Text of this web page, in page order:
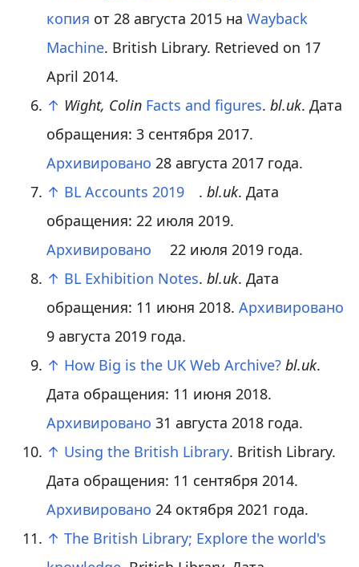
копия от 28 августа 2015 на Wayback
Machine. British Library. Retrieved on 17
April 2014.
↑ Wight, Colin Facts and figures. bl.uk. Дата
обращения: 3 сентября 2017.
Архивировано 28 августа 2017 года.
↑ BL Accounts 2019 . bl.uk. Дата
обращения: 22 июля 2019.
Архивировано
22 июля 2019 года.
↑ BL Exhibition Notes. bl.uk. Дата
обращения: 11 июня 2018. Архивировано
9 августа 2019 года.
↑ How Big is the UK Web Archive? bl.uk.
Дата обращения: 11 июня 2018.
Архивировано 31 августа 2018 года.
↑ Using the British Library. British Library.
Дата обращения: 11 сентября 2014.
Архивировано 24 октября 2021 года.
↑ The British Library; Explore the world's